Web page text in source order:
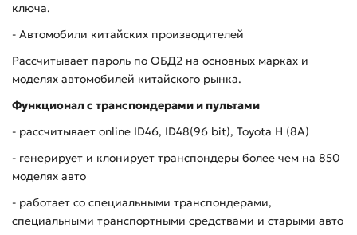
ключа.
- Автомобили китайских производителей
Рассчитывает пароль по ОБД2 на основных марках и
моделях автомобилей китайского рынка.
Функционал с транспондерами и пультами
- рассчитывает online ID46, ID48(96 bit), Toyota H (8А)
- генерирует и клонирует транспондеры более чем на 850
моделях авто
- работает со специальными транспондерами,
специальными транспортными средствами и старыми авто